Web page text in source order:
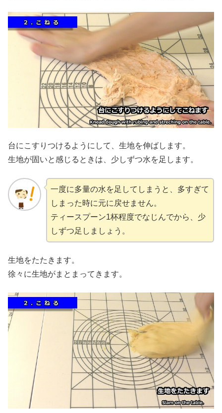
台にこすりつけるようにして、生地を伸ばします。
生地が固いと感じるときは、少しずつ水を足します。
一度に多量の水を足してしまうと、多すぎて
しまった時に元に戻せません。
ティースプーン1杯程度でなじんでから、少
しずつ足しましょう。
生地をたたきます。
徐々に生地がまとまってきます。